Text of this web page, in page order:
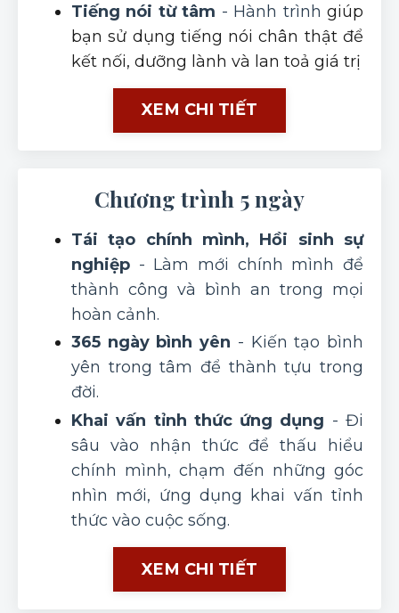
Tiếng nói từ tâm - Hành trìnhgiúp
bạn sử dụng tiếng nói chân thật để
kết nối, dưỡng lành và lan toả giá trị
XEM CHI TIẾT
Chương trình 5 ngày
Tái tạo chính mình, Hồi sinh sự
nghiệp - Làm mới chính mình để
thành công và bình an trong mọi
hoàn cảnh.
365 ngày bình yên - Kiến tạo bình
yên trong tâm để thành tựu trong
đời.
Khai vấn tỉnh thức ứng dụng -Đi
sâu vào nhận thức để thấu hiểu
chính mình, chạm đến những góc
nhìn mới, ứng dụng khai vấn tỉnh
thức vào cuộc sống.
XEM CHI TIẾT